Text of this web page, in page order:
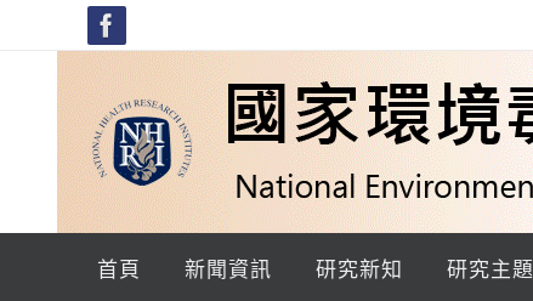
content
首頁 新聞資訊 研究新知 研究主題